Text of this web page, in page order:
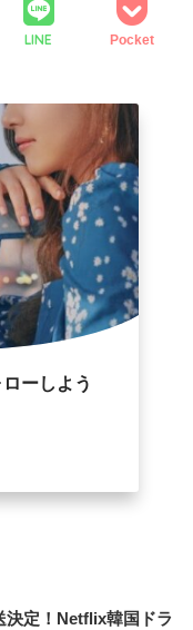
LINE Pocket
ーしよう
決定！Netflix韓国ドラ